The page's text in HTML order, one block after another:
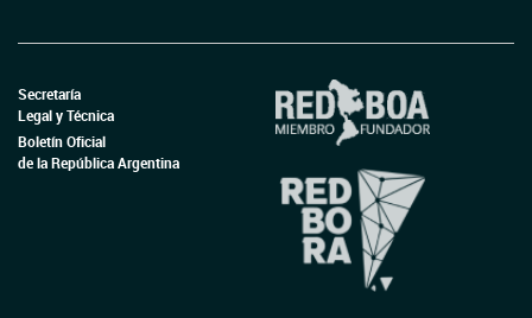
Secretaría
Legal y Técnica
Boletín Oficial
de la República Argentina